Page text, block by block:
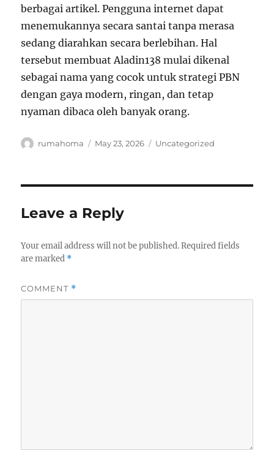
berbagai artikel. Pengguna internet dapat
menemukannya secara santai tanpa merasa
sedang diarahkan secara berlebihan. Hal
tersebut membuat Aladin138 mulai dikenal
sebagai nama yang cocok untuk strategi PBN
dengan gaya modern, ringan, dan tetap
nyaman dibaca oleh banyak orang.
Author
rumahoma
Posted
May 23, 2026 Categories
Uncategorized
Leave a Reply
Your email address will not be published. Required fields
are marked *
COMMENT *